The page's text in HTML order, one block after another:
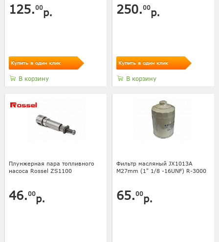
125.00р.
Купить в один клик
В корзину
250.00р.
Купить в один клик
В корзину
Плунжерная пара топливного
насоса Rossel ZS1100
46.00р.
Фильтр масляный JX1013A
M27mm (1" 1/8 -16UNF) R-3000
65.00р.